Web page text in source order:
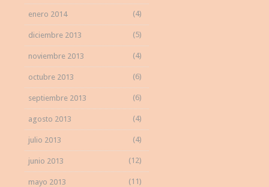
enero 2014 (4)
diciembre 2013 (5)
noviembre 2013 (4)
octubre 2013 (6)
septiembre 2013 (6)
agosto 2013 (4)
julio 2013 (4)
junio 2013 (12)
mayo 2013 (11)